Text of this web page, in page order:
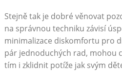
Stejně tak je dobré věnovat
na správnou techniku závisí
minimalizace diskomfortu pro
pár jednoduchých rad, mohou
tím i zklidnit potíže jak svým